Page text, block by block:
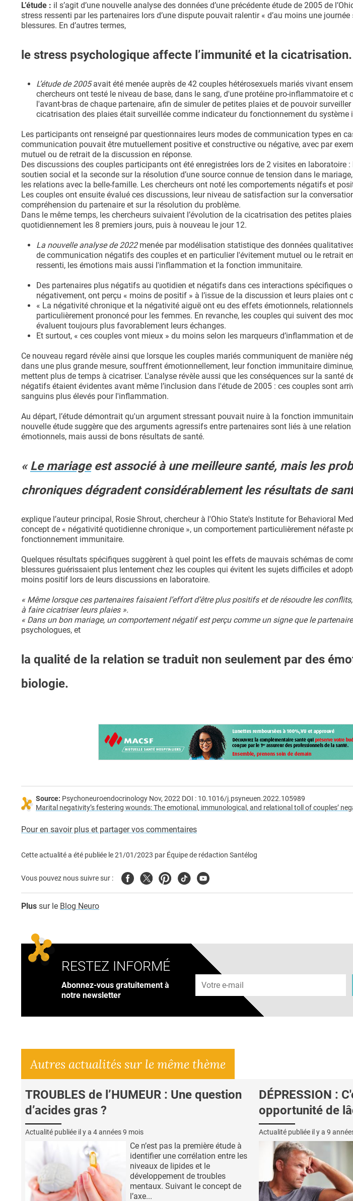
L’étude : il s’agit d’une nouvelle analyse des données d’une précédente étude de 2005 de
stress ressenti par les partenaires lors d’une dispute pouvait ralentir « d’au moins une
blessures. En d’autres termes,
le stress psychologique affecte l’immunité et la cicatrisation.
L’étude de 2005avait été menée auprès de 42 couples hétérosexuels mariés vivant
chercheurs ont testé le niveau de base, dans le sang, d'une protéine pro-inflammatoire
l'avant-bras de chaque partenaire, afin de simuler de petites plaies et de pouvoir
cicatrisation des plaies était surveillée comme indicateur du fonctionnement du
Les participants ont renseigné par questionnaires leurs modes de communication types en
communication pouvait être mutuellement positive et constructive ou négative, avec par
mutuel ou de retrait de la discussion en réponse.
Des discussions des couples participants ont été enregistrées lors de 2 visites en laboratoire
soutien social et la seconde sur la résolution d’une source connue de tension dans le
les relations avec la belle-famille. Les chercheurs ont noté les comportements négatifs et
Les couples ont ensuite évalué ces discussions, leur niveau de satisfaction sur la
compréhension du partenaire et sur la résolution du problème.
Dans le même temps, les chercheurs suivaient l’évolution de la cicatrisation des petites
quotidiennement les 8 premiers jours, puis à nouveau le jour 12.
La nouvelle analyse de 2022menée par modélisation statistique des données
de communication négatifs des couples et en particulier l'évitement mutuel ou le retrait
ressenti, les émotions mais aussi l'inflammation et la fonction immunitaire.
Des partenaires plus négatifs au quotidien et négatifs dans ces interactions spécifiques
négativement, ont perçu « moins de positif » à l’issue de la discussion et leurs plaies ont
« La négativité chronique et la négativité aiguë ont eu des effets émotionnels,
particulièrement prononcé pour les femmes. En revanche, les couples qui suivent des
évaluent toujours plus favorablement leurs échanges.
Et surtout, « ces couples vont mieux » du moins selon les marqueurs d’inflammation et
Ce nouveau regard révèle ainsi que lorsque les couples mariés communiquent de manière
dans une plus grande mesure, souffrent émotionnellement, leur fonction immunitaire
mettent plus de temps à cicatriser. L'analyse révèle aussi que les conséquences sur la santé
négatifs étaient évidentes avant même l’inclusion dans l'étude de 2005 : ces couples sont
sanguins plus élevés pour l'inflammation.
Au départ, l’étude démontrait qu'un argument stressant pouvait nuire à la fonction
nouvelle étude suggère que des arguments agressifs entre partenaires sont liés à une
émotionnels, mais aussi de bons résultats de santé.
«Le mariageest associé à une meilleure santé, mais les
chroniques dégradent considérablement les résultats de
explique l’auteur principal, Rosie Shrout, chercheur à l'Ohio State's Institute for Behavioral
concept de « négativité quotidienne chronique », un comportement particulièrement néfaste
fonctionnement immunitaire.
Quelques résultats spécifiques suggèrent à quel point les effets de mauvais schémas de
blessures guérissaient plus lentement chez les couples qui évitent les sujets difficiles et
moins positif lors de leurs discussions en laboratoire.
« Même lorsque ces partenaires faisaient l’effort d’être plus positifs et de résoudre les
à faire cicatriser leurs plaies ».
« Dans un bon mariage, un comportement négatif est perçu comme un signe que le
psychologues, et
la qualité de la relation se traduit non seulement par des
biologie.
Source: Psychoneuroendocrinology Nov, 2022 DOI : 10.1016/j.psyneuen.2022.105989
Marital negativity’s festering wounds: The emotional, immunological, and relational toll of couples’
Pour en savoir plus et partager vos commentaires
Cette actualité a été publiée le21/01/2023 par Équipe de rédaction Santélog
Vous pouvez nous suivre sur : FacebookTwitterPinterest
TiktokYoutube
Plus sur le Blog Neuro
RESTEZ INFORMÉ
Abonnez-vous gratuitement à
notre newsletter
Adresse e-mail
Autres actualités sur le même thème
TROUBLES de l’HUMEUR : Une question
d’acides gras ?
Actualité publiée il y a 4 années 9 mois
Ce n’est pas la première étude à
identifier une corrélation entre les
niveaux de lipides et le
développement de troubles
mentaux. Suivant le concept de
l’axe...
DÉPRESSION :
opportunité de
Actualité publiée il y a 9